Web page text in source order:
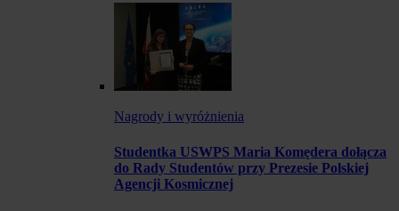
Nagrody i wyróżnienia
Studentka USWPS Maria Komędera dołącza
do Rady Studentów przy Prezesie Polskiej
Agencji Kosmicznej